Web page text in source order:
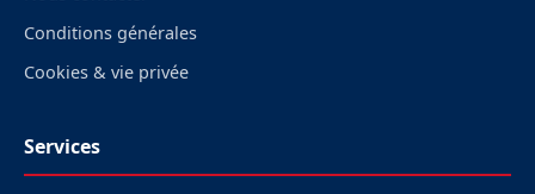
Conditions générales
Cookies & vie privée
Services